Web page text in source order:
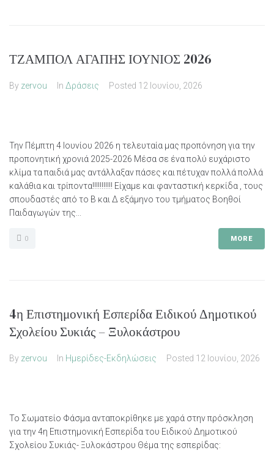
ΤΖΑΜΠΟΛ ΑΓΑΠΗΣ ΙΟΥΝΙΟΣ 2026
By zervou In Δράσεις Posted 12 Ιουνίου, 2026
Την Πέμπτη 4 Ιουνίου 2026 η τελευταία μας προπόνηση για την
προπονητική χρονιά 2025-2026 Μέσα σε ένα πολύ ευχάριστο
κλίμα τα παιδιά μας αντάλλαξαν πάσες και πέτυχαν πολλά πολλά
καλάθια και τρίποντα!!!!!!!!!!! Είχαμε και φανταστική κερκίδα , τους
σπουδαστές από το Β και Δ εξάμηνο του τμήματος Βοηθοί
Παιδαγωγών της...
0 MORE
4η Επιστημονική Εσπερίδα Ειδικού Δημοτικού
Σχολείου Συκιάς – Ξυλοκάστρου
By zervou In Ημερίδες-Εκδηλώσεις Posted 12 Ιουνίου, 2026
Το Σωματείο Φάσμα ανταποκρίθηκε με χαρά στην πρόσκληση
για την 4η Επιστημονική Εσπερίδα του Ειδικού Δημοτικού
Σχολείου Συκιάς- Ξυλοκάστρου Θέμα της εσπερίδας: